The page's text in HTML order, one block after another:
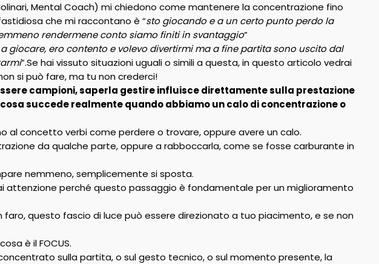
Mental Coach) mi chiedono come mantenere la concentrazione fino
che mi raccontano è “sto giocando e a un certo punto perdo la
rendermene conto siamo finiti in svantaggio”
giocare, ero contento e volevo divertirmi ma a fine partita sono uscito dal
”.Se hai vissuto situazioni uguali o simili a questa, in questo articolo vedrai
si può fare, ma tu non crederci!
campioni, saperla gestire influisce direttamente sulla prestazione
succede realmente quando abbiamo un calo di concentrazione o
al concetto verbi come perdere o trovare, oppure avere un calo.
da qualche parte, oppure a rabboccarla, come se fosse carburante in
nemmeno, semplicemente si sposta.
attenzione perché questo passaggio è fondamentale per un miglioramento
questo fascio di luce può essere direzionato a tuo piacimento, e se non
è il FOCUS.
sulla partita, o sul gesto tecnico, o sul momento presente, la